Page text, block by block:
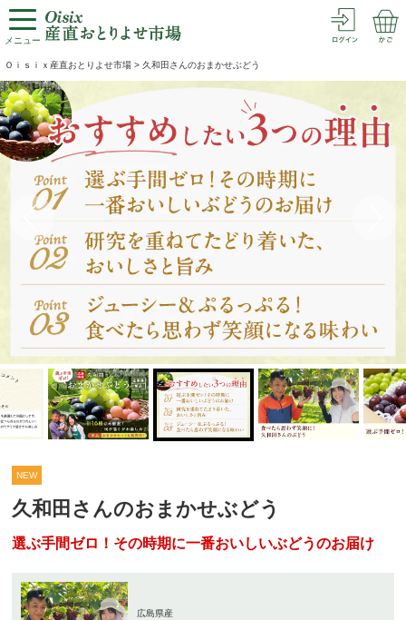
メニュー
Ｏｉｓｉｘ産直おとりよせ市場 > 久和田さんのおまかせぶどう
NEW
久和田さんのおまかせぶどう
選ぶ手間ゼロ！その時期に一番おいしいぶどうのお届け
広島県産